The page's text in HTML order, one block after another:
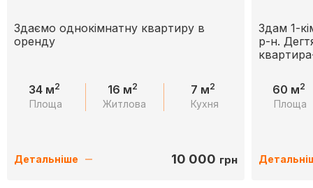
Здаємо однокімнатну квартиру в
оренду
34 м2
Площа
16 м2
Житлова
7 м2
Кухня
Детальніше 10 000 грн
Здам 1-
р-н.
60 м2
Площа